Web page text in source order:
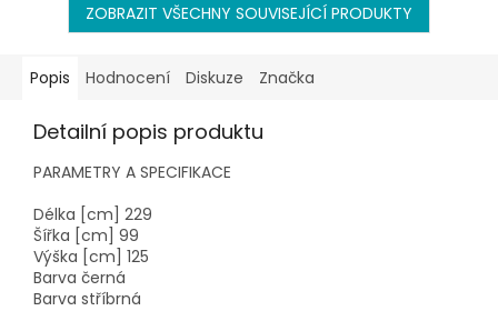
ZOBRAZIT VŠECHNY SOUVISEJÍCÍ PRODUKTY
Popis Hodnocení Diskuze Značka
Detailní popis produktu
PARAMETRY A SPECIFIKACE
Délka [cm] 229
Šířka [cm] 99
Výška [cm] 125
Barva černá
Barva stříbrná